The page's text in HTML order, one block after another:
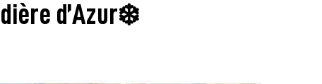
d’Azur❄️